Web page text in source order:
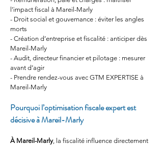
l’impact fiscal à Mareil-Marly
- Droit social et gouvernance : éviter les angles
morts
- Création d’entreprise et fiscalité : anticiper dès
Mareil-Marly
- Audit, directeur financier et pilotage : mesurer
avant d’agir
- Prendre rendez-vous avec GTM EXPERTISE à
Mareil-Marly
Pourquoi l’optimisation fiscale expert est
décisive à Mareil-Marly
À Mareil-Marly, la fiscalité influence directement